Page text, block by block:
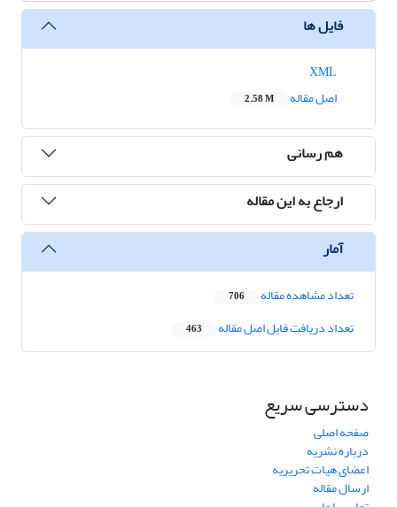
فایل ها
اصل مقاله
2.58 M
هم رسانی
ارجاع به این مقاله
آمار
تعداد مشاهده مقاله 706
تعداد دریافت فایل اصل مقاله 463
دسترسی سریع
صفحه اصلی
درباره نشریه
اعضای هیات تحریریه
ارسال مقاله